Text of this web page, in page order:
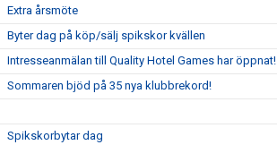
Extra årsmöte
Byter dag på köp/sälj spikskor kvällen
Intresseanmälan till Quality Hotel Games har öppnat!
Sommaren bjöd på 35 nya klubbrekord!
Spikskorbytar dag